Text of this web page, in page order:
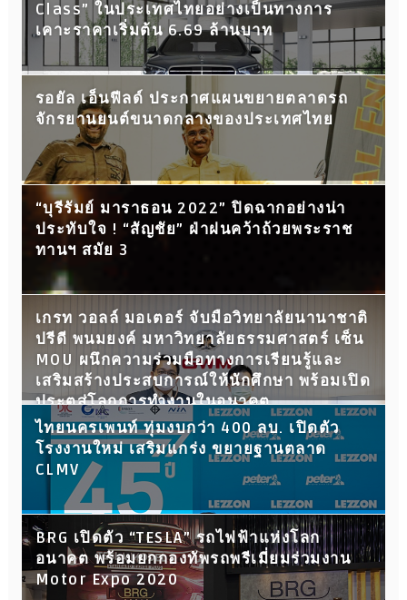
Class” ในประเทศไทยอย่างเป็นทางการ
เคาะราคาเริ่มต้น 6.69 ล้านบาท
รอยัล เอ็นฟีลด์ ประกาศแผนขยายตลาดรถ
จักรยานยนต์ขนาดกลางของประเทศไทย
“บุรีรัมย์ มาราธอน 2022” ปิดฉากอย่างน่า
ประทับใจ ! “สัญชัย” ฝ่าฝนคว้าถ้วยพระราช
ทานฯ สมัย 3
เกรท วอลล์ มอเตอร์ จับมือวิทยาลัยนานาชาติ
ปรีดี พนมยงค์ มหาวิทยาลัยธรรมศาสตร์ เซ็น
MOU ผนึกความร่วมมือทางการเรียนรู้และ
เสริมสร้างประสบการณ์ให้นักศึกษา พร้อมเปิด
ประตูสู่โลกการทำงานในอนาคต
ไทยนครเพนท์ ทุ่มงบกว่า 400 ลบ. เปิดตัว
โรงงานใหม่ เสริมแกร่ง ขยายฐานตลาด
CLMV
BRG เปิดตัว “TESLA” รถไฟฟ้าแห่งโลก
อนาคต พร้อมยกกองทัพรถพรีเมี่ยมร่วมงาน
Motor Expo 2020